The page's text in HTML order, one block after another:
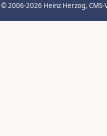
© 2006-2026 Heinz Herzog,